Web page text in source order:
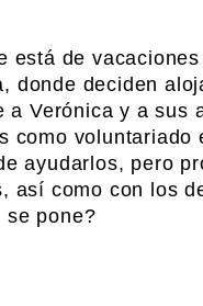
está de
donde deciden
Verónica y a sus
como voluntariado
ayudarlos, pero
así como con los
se pone?